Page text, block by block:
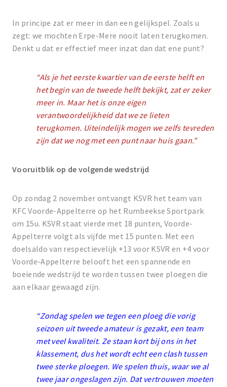
In principe zat er meer in dan een gelijkspel. Zoals u
zegt: we mochten Erpe-Mere nooit laten terugkomen.
Denkt u dat er effectief meer inzat dan dat ene punt?
“Als je het eerste kwartier van de eerste helft en
het begin van de tweede helft bekijkt, zat er zeker
meer in. Maar het is onze eigen
verantwoordelijkheid dat we ze lieten
terugkomen. Uiteindelijk mogen we zelfs tevreden
zijn dat we nog met een punt naar huis gaan.”
Vooruitblik op de volgende wedstrijd
Op zondag 2 november ontvangt KSVR het team van
KFC Voorde-Appelterre op het Rumbeekse Sportpark
om 15u. KSVR staat vierde met 18 punten, Voorde-
Appelterre volgt als vijfde met 15 punten. Met een
doelsaldo van respectievelijk +13 voor KSVR en +4 voor
Voorde-Appelterre belooft het een spannende en
boeiende wedstrijd te worden tussen twee ploegen die
aan elkaar gewaagd zijn.
“Zondag spelen we tegen een ploeg die vorig
seizoen uit tweede amateur is gezakt, een team
met veel kwaliteit. Ze staan kort bij ons in het
klassement, dus het wordt echt een clash tussen
twee sterke ploegen. We spelen thuis, waar we al
twee jaar ongeslagen zijn. Dat vertrouwen moeten